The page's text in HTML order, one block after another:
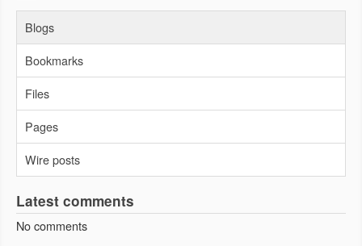
Blogs
Bookmarks
Files
Pages
Wire posts
Latest comments
No comments